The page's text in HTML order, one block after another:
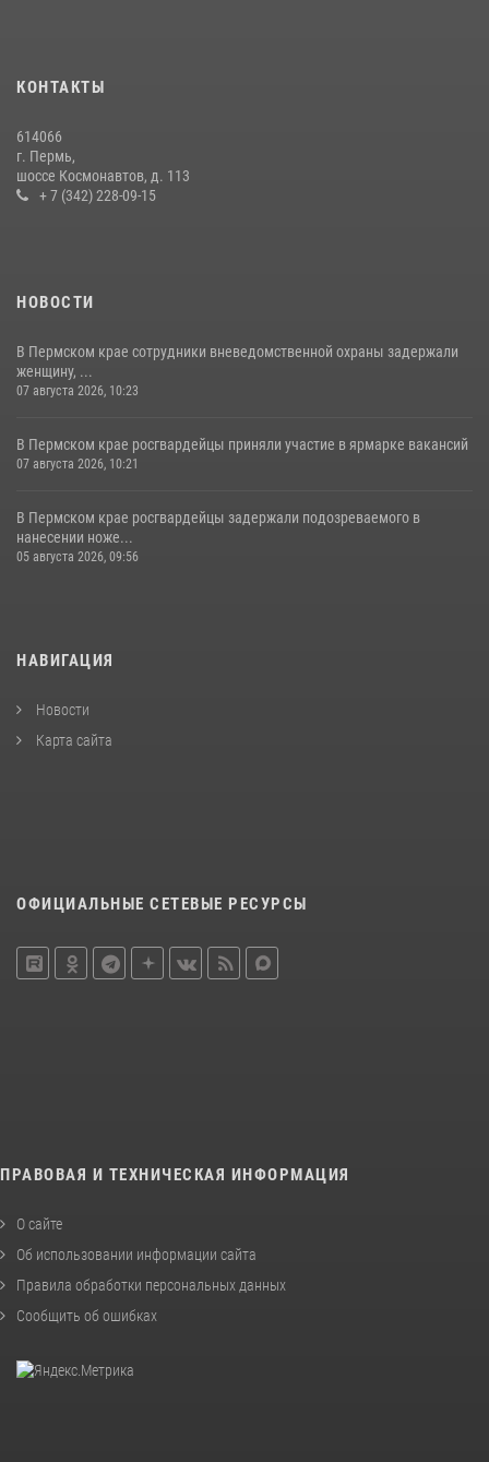
24 июля 2026, 08:45
КОНТАКТЫ
614066
г. Пермь,
шоссе Космонавтов, д. 113
+ 7 (342) 228-09-15
НОВОСТИ
В Пермском крае сотрудники вневедомственной охраны задержали
женщину, ...
07 августа 2026, 10:23
В Пермском крае росгвардейцы приняли участие в ярмарке вакансий
07 августа 2026, 10:21
В Пермском крае росгвардейцы задержали подозреваемого в
нанесении ноже...
05 августа 2026, 09:56
НАВИГАЦИЯ
Новости
Карта сайта
ОФИЦИАЛЬНЫЕ СЕТЕВЫЕ РЕСУРСЫ
ПРАВОВАЯ И ТЕХНИЧЕСКАЯ ИНФОРМАЦИЯ
О сайте
Об использовании информации сайта
Правила обработки персональных данных
Сообщить об ошибках